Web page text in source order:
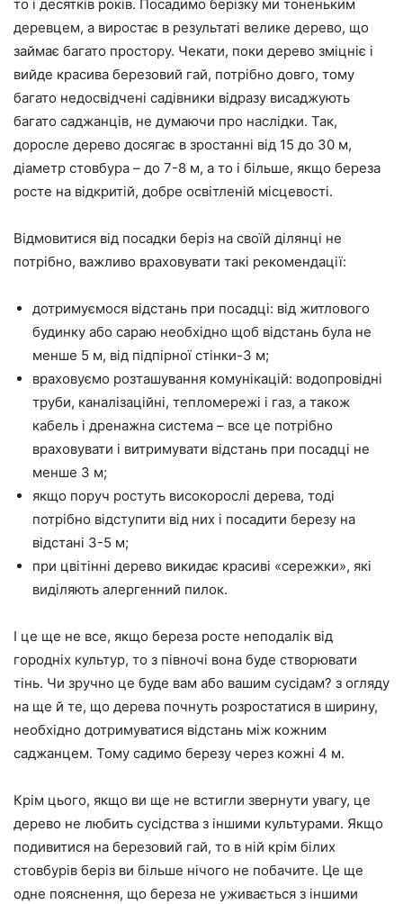
то і десятків років. Посадимо берізку ми тоненьким
деревцем, а виростає в результаті велике дерево, що
займає багато простору. Чекати, поки дерево зміцніє і
вийде красива березовий гай, потрібно довго, тому
багато недосвідчені садівники відразу висаджують
багато саджанців, не думаючи про наслідки. Так,
доросле дерево досягає в зростанні від 15 до 30 м,
діаметр стовбура – до 7-8 м, а то і більше, якщо береза
росте на відкритій, добре освітленій місцевості.
Відмовитися від посадки беріз на своїй ділянці не
потрібно, важливо враховувати такі рекомендації:
дотримуємося відстань при посадці: від житлового
будинку або сараю необхідно щоб відстань була не
менше 5 м, від підпірної стінки-3 м;
враховуємо розташування комунікацій: водопровідні
труби, каналізаційні, тепломережі і газ, а також
кабель і дренажна система – все це потрібно
враховувати і витримувати відстань при посадці не
менше 3 м;
якщо поруч ростуть високорослі дерева, тоді
потрібно відступити від них і посадити березу на
відстані 3-5 м;
при цвітінні дерево викидає красиві «сережки», які
виділяють алергенний пилок.
І це ще не все, якщо береза росте неподалік від
городніх культур, то з півночі вона буде створювати
тінь. Чи зручно це буде вам або вашим сусідам? з огляду
на ще й те, що дерева почнуть розростатися в ширину,
необхідно дотримуватися відстань між кожним
саджанцем. Тому садимо березу через кожні 4 м.
Крім цього, якщо ви ще не встигли звернути увагу, це
дерево не любить сусідства з іншими культурами. Якщо
подивитися на березовий гай, то в ній крім білих
стовбурів беріз ви більше нічого не побачите. Це ще
одне пояснення, що береза не уживається з іншими